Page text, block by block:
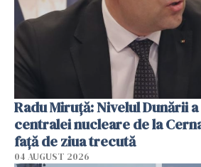
Radu Miruţă: Nivelul Dunării
centralei nucleare de la
faţă de ziua trecută
04 AUGUST 2026